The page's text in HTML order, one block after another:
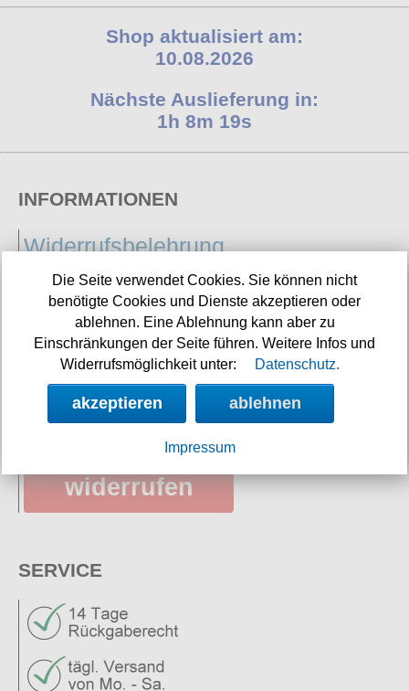
Shop aktualisiert am:
10.08.2026
Nächste Auslieferung in:
1h 8m 18s
INFORMATIONEN
Widerrufsbelehrung
Impressum/Kontakt
Versandkosten
Datenschutz
AGB
Vertrag
widerrufen
SERVICE
Die Seite verwendet Cookies. Sie können nicht
benötigte Cookies und Dienste akzeptieren oder
ablehnen. Eine Ablehnung kann aber zu
Einschränkungen der Seite führen. Weitere Infos und
Widerrufsmöglichkeit unter:
Datenschutz.
akzeptieren ablehnen
Impressum